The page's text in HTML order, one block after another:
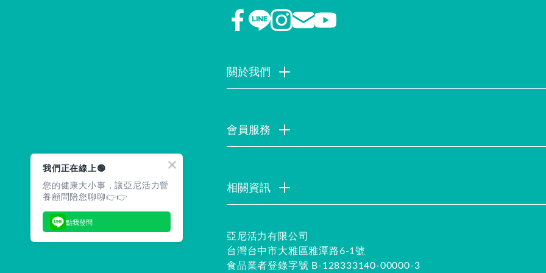
關於我們
會員服務
相關資訊
亞尼活力有限公司
台灣台中市大雅區雅潭路6-1號
食品業者登錄字號 B-128333140-00000-3
我們正在線上🟢
您的健康大小事，讓亞尼活力營
養顧問陪您聊聊👉👉
點我發問